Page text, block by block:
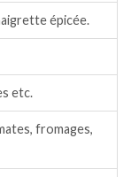
épicée.
etc.
fromages,